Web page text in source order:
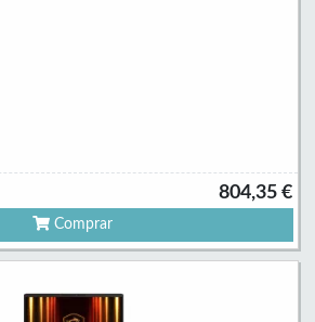
804,35 €
Comprar